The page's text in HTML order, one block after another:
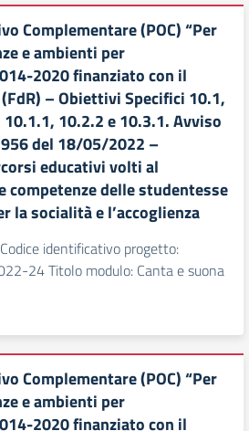
Complementare (POC) “Per
e ambienti per
2020 finanziato con il
– Obiettivi Specifici 10.1,
10.2.2 e 10.3.1. Avviso
del 18/05/2022 –
educativi volti al
competenze delle studentesse
la socialità e l’accoglienza
identificativo progetto:
24 Titolo modulo: Canta e suona
Complementare (POC) “Per
e ambienti per
2020 finanziato con il